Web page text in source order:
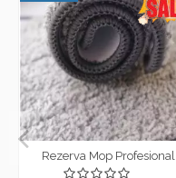
Rezerva Mop Profesional